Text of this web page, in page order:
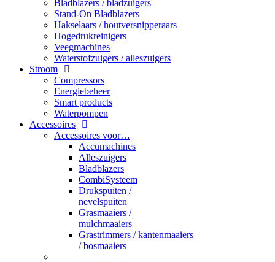
Bladblazers / bladzuigers
Stand-On Bladblazers
Hakselaars / houtversnipperaars
Hogedrukreinigers
Veegmachines
Waterstofzuigers / alleszuigers
Stroom
Compressors
Energiebeheer
Smart products
Waterpompen
Accessoires
Accessoires voor…
Accumachines
Alleszuigers
Bladblazers
CombiSysteem
Drukspuiten /
nevelspuiten
Grasmaaiers /
mulchmaaiers
Grastrimmers / kantenmaaiers
/ bosmaaiers